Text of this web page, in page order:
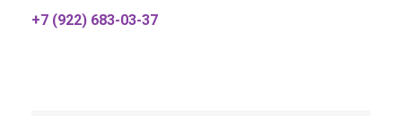
+7 (922) 683-03-37